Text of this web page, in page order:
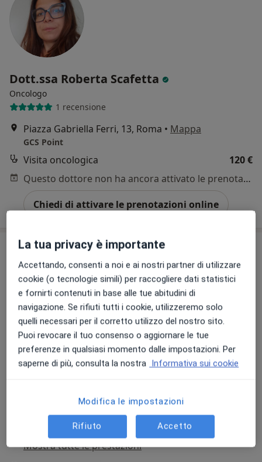
Dott.ssa Roberta Scafetta
Oncologo
1 recensione
Piazza Gabriella Ferri, 13, Roma • Mappa
GCS Point
Visita oncologica
120 €
Questo dottore non ha ancora attivato le prenotazioni online presso questo indirizzo.
Chiedi di attivare le prenotazioni online
Polomed LIDO
Centro Medico
Oncologo, Urologo, Fisioterapista· Altro
Largo Giovanni Roncagli 6, Lido Di Ostia
Prima visita oncologica
Mostra tutte le prestazioni
La tua privacy è importante
Accettando, consenti a noi e ai nostri partner di utilizzare
cookie (o tecnologie simili) per raccogliere dati statistici
e fornirti contenuti in base alle tue abitudini di
navigazione. Se rifiuti tutti i cookie, utilizzeremo solo
quelli necessari per il corretto utilizzo del nostro sito.
Puoi revocare il tuo consenso o aggiornare le tue
preferenze in qualsiasi momento dalle impostazioni. Per
saperne di più, consulta la nostra Informativa sui cookie
Modifica le impostazioni
Rifiuto Accetto